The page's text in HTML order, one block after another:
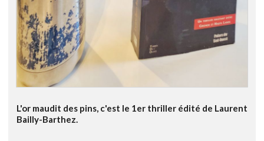
L'or maudit des pins, c'est le 1er thriller édité de Laurent
Bailly-Barthez.